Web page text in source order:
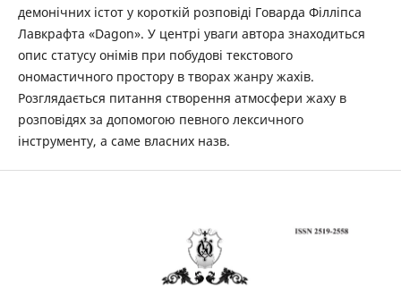
демонічних істот у короткій розповіді Говарда Філліпса
Лавкрафта «Dagon». У центрі уваги автора знаходиться
опис статусу онімів при побудові текстового
ономастичного простору в творах жанру жахів.
Розглядається питання створення атмосфери жаху в
розповідях за допомогою певного лексичного
інструменту, а саме власних назв.